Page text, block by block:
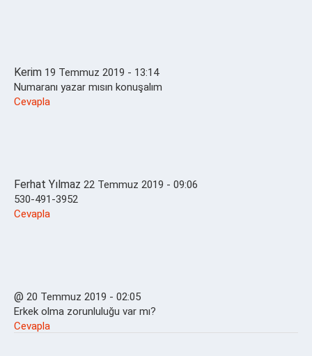
Kerim 19 Temmuz 2019 - 13:14
Numaranı yazar mısın konuşalım
Cevapla
Ferhat Yılmaz 22 Temmuz 2019 - 09:06
530-491-3952
Cevapla
@ 20 Temmuz 2019 - 02:05
Erkek olma zorunluluğu var mı?
Cevapla